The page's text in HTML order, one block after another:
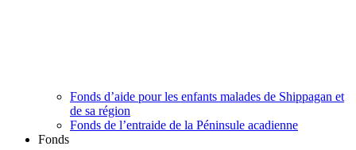
Fonds d’aide pour les enfants malades de Shippagan et
de sa région
Fonds de l’entraide de la Péninsule acadienne
Fonds